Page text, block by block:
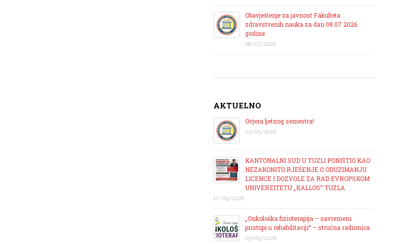
Obavještenje za javnost Fakulteta
zdravstvenih nauka za dan 08.07.2026.
godine
08/07/2026
AKTUELNO
Ovjera ljetnog semestra!
25/05/2026
KANTONALNI SUD U TUZLI PONIŠTIO KAO
NEZAKONITO RJEŠENJE O ODUZIMANJU
LICENCE I DOZVOLE ZA RAD EVROPSKOM
UNIVERZITETU „KALLOS“ TUZLA
12/05/2026
„Onkološka fizioterapija – savremeni
pristupi u rehabilitaciji“ – stručna radionica
05/05/2026